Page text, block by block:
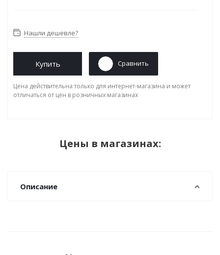
Нашли дешевле?
Купить Сравнить
Цена действительна только для интернет-магазина и может
отличаться от цен в розничных магазинах
Цены в магазинах:
Описание